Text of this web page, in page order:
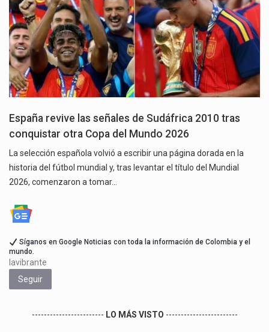
España revive las señales de Sudáfrica 2010 tras
conquistar otra Copa del Mundo 2026
La selección española volvió a escribir una página dorada en la
historia del fútbol mundial y, tras levantar el título del Mundial
2026, comenzaron a tomar…
Síganos en Google Noticias con toda la información de Colombia y el
mundo.
lavibrante
Seguir
------------------------ LO MÁS VISTO ------------------------